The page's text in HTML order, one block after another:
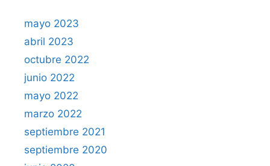
mayo 2023
abril 2023
octubre 2022
junio 2022
mayo 2022
marzo 2022
septiembre 2021
septiembre 2020